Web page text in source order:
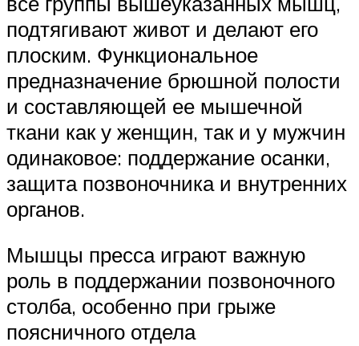
подтягивают живот и делают его
плоским. Функциональное
предназначение брюшной полости
и составляющей ее мышечной
ткани как у женщин, так и у мужчин
одинаковое: поддержание осанки,
защита позвоночника и внутренних
органов.
Мышцы пресса играют важную
роль в поддержании позвоночного
столба, особенно при грыже
поясничного отдела